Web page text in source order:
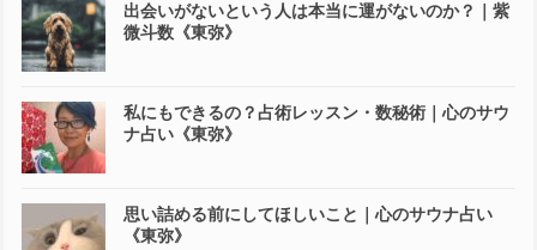
出会いがないという人は本当に運がないのか？｜紫
微斗数《東弥》
私にもできるの？占術レッスン・数秘術｜心のサウ
ナ占い《東弥》
思い詰める前にしてほしいこと｜心のサウナ占い
《東弥》